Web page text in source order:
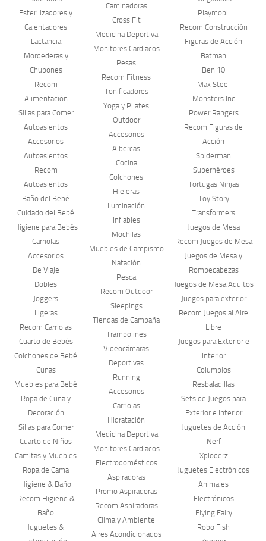
Esterilizadores y
Calentadores
Lactancia
Mordederas y
Chupones
Recom
Alimentación
Sillas para Comer
Autoasientos
Accesorios
Autoasientos
Recom
Autoasientos
Baño del Bebé
Cuidado del Bebé
Higiene para Bebés
Carriolas
Accesorios
De Viaje
Dobles
Joggers
Ligeras
Recom Carriolas
Cuarto de Bebés
Colchones de Bebé
Cunas
Muebles para Bebé
Ropa de Cuna y
Decoración
Sillas para Comer
Cuarto de Niños
Camitas y Muebles
Ropa de Cama
Higiene & Baño
Recom Higiene &
Baño
Juguetes &
Caminadoras
Cross Fit
Medicina Deportiva
Monitores Cardiacos
Pesas
Recom Fitness
Tonificadores
Yoga y Pilates
Outdoor
Accesorios
Albercas
Cocina
Colchones
Hieleras
Iluminación
Inflables
Mochilas
Muebles de Campismo
Natación
Pesca
Recom Outdoor
Sleepings
Tiendas de Campaña
Trampolines
Videocámaras
Deportivas
Running
Accesorios
Carriolas
Hidratación
Medicina Deportiva
Monitores Cardiacos
Electrodomésticos
Aspiradoras
Promo Aspiradoras
Recom Aspiradoras
Clima y Ambiente
Aires Acondicionados
Playmobil
Recom Construcción
Figuras de Acción
Batman
Ben 10
Max Steel
Monsters Inc
Power Rangers
Recom Figuras de
Acción
Spiderman
Superhéroes
Tortugas Ninjas
Toy Story
Transformers
Juegos de Mesa
Recom Juegos de Mesa
Juegos de Mesa y
Rompecabezas
Juegos de Mesa Adultos
Juegos para exterior
Recom Juegos al Aire
Libre
Juegos para Exterior e
Interior
Columpios
Resbaladillas
Sets de Juegos para
Exterior e Interior
Juguetes de Acción
Nerf
Xploderz
Juguetes Electrónicos
Animales
Electrónicos
Flying Fairy
Robo Fish